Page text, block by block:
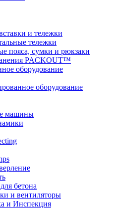
и тележки
тележки
пояса, сумки и рюкзаки
PACKOUT™
оборудование
оборудование
машины
бетона
и вентиляторы
и Инспекция